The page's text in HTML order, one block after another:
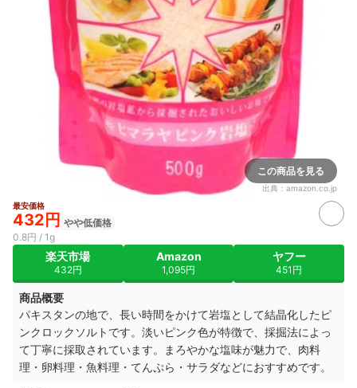
この商品を見る
出典： amazon.co.jp
最安価格
432円 やや低価格
0.8円 / 1g
楽天市場
432円
Amazon
1,095円
ヤフー
451円
商品概要
パキスタンの地で、長い時間をかけて岩塩として結晶化したピ
ンクロックソルトです。淡いピンク色が特徴で、採掘法によっ
て丁寧に採取されています。まろやかな塩味が魅力で、肉料
理・卵料理・魚料理・てんぷら・サラダなどにおすすめです。